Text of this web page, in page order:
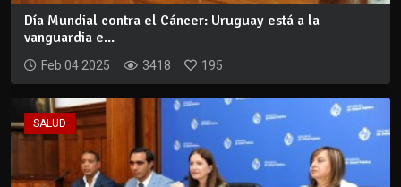
Día Mundial contra el Cáncer: Uruguay está a la
vanguardia e...
Feb 04 2025 3418 195
SALUD